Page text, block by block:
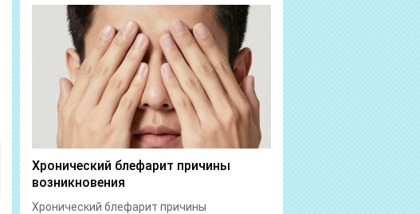
Хронический блефарит причины
возникновения
Хронический блефарит причины